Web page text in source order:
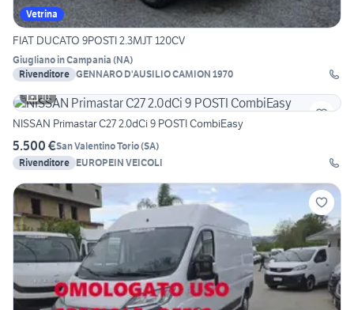
Vetrina
FIAT DUCATO 9POSTI 2.3MJT 120CV
Giugliano in Campania (NA)
Rivenditore GENNARO D'AUSILIO CAMION 1970
10
NISSAN Primastar C27 2.0dCi 9 POSTI CombiEasy
5.500 €San Valentino Torio(SA)
Rivenditore EUROPEIN VEICOLI